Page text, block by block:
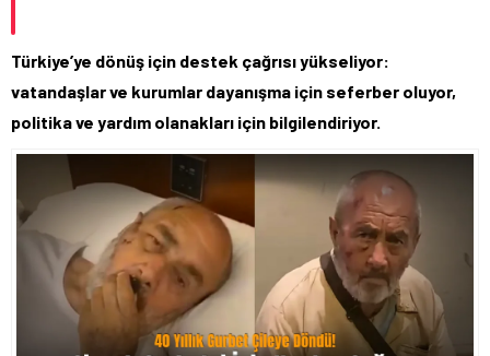
Türkiye’ye dönüş için destek çağrısı yükseliyor:
vatandaşlar ve kurumlar dayanışma için seferber oluyor,
politika ve yardım olanakları için bilgilendiriyor.